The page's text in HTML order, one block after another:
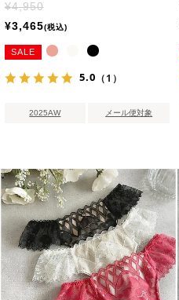
¥4,950
¥3,465 税込
SALE
5.0 （1）
2025AW メール便対象